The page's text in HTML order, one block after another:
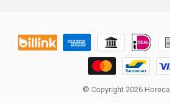
© Copyright 2026